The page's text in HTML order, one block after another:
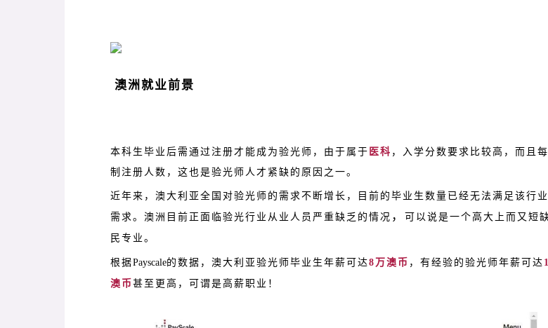
澳洲就业前景
本科生毕业后需通过注册才能成为验光师，由于属于 医科 ，入学分数要求比较高，而且
制注册人数，这也是验光师人才紧缺的原因之一。
近年来，澳大利亚全国对验光师的需求不断增长，目前的毕业生数量已经无法满足该行
需求。澳洲目前正面临验光行业从业人员严重缺乏的情况 ，
可以说是一个高大上而又短
民专业。
根据Payscale的数据，澳大利亚验光师毕业生年薪可达8万澳币 ，有经验的验光师年薪可达
澳币 甚至更高，可谓是高薪职业！